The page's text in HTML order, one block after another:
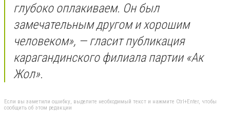
глубоко оплакиваем. Он был
замечательным другом и хорошим
человеком», — гласит публикация
карагандинского филиала партии «Ак
Жол».
Если вы заметили ошибку, выделите необходимый текст и нажмите Ctrl+Enter, чтобы
сообщить об этом редакции